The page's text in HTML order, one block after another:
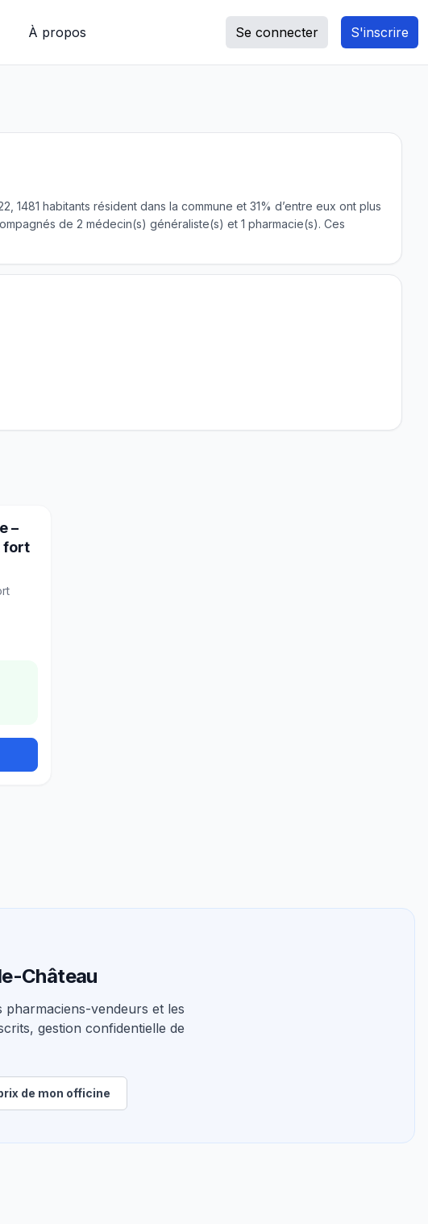
À propos Se connecter S'inscrire
habitants résident dans la commune et 31% d’entre eux ont plus
de 2 médecin(s) généraliste(s) et 1 pharmacie(s). Ces
–
fort
Château
vendeurs et les
gestion confidentielle de
de mon officine